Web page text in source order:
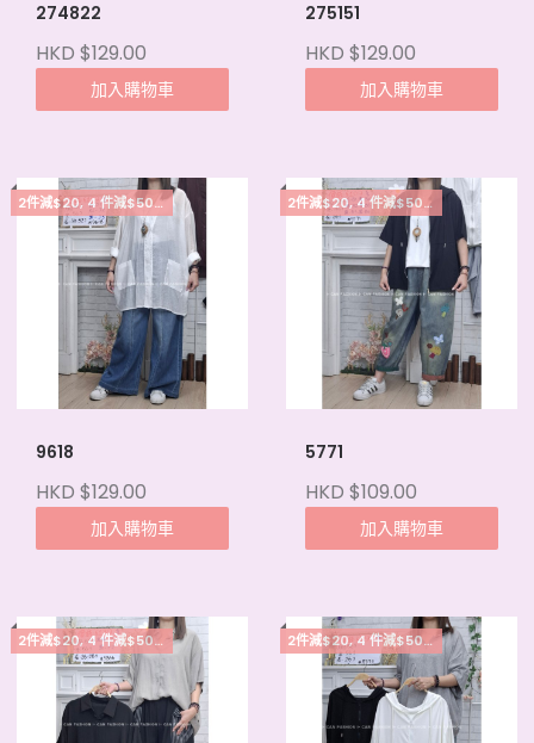
274822
HKD $129.00
加入購物車
275151
HKD $129.00
加入購物車
2件減$20, 4 件減$50, 5件起每件減$15
9618
HKD $129.00
加入購物車
2件減$20, 4 件減$50, 5件起每件減$15
5771
HKD $109.00
加入購物車
2件減$20, 4 件減$50, 5件起每件減$15 2件減$20, 4 件減$50, 5件起每件減$15